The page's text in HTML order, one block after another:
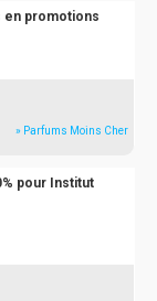
en promotions
» Parfums Moins Cher
pour Institut